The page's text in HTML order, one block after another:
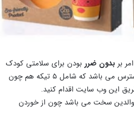
بدون ضرر بودن برای سلامتی کودک
می باشد که شامل ۵ تیکه هم چون
این وب سایت اقدام کنید.
برای والدین سخت می باشد چون از خوردن